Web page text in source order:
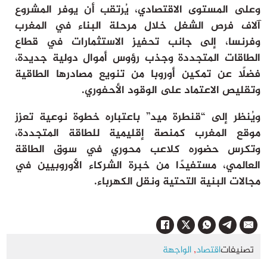
وعلى المستوى الاقتصادي، يُرتقب أن يوفر المشروع
آلاف فرص الشغل خلال مرحلة البناء في المغرب
وفرنسا، إلى جانب تحفيز الاستثمارات في قطاع
الطاقات المتجددة وجذب رؤوس أموال دولية جديدة،
فضلًا عن تمكين أوروبا من تنويع مصادرها الطاقية
وتقليص الاعتماد على الوقود الأحفوري.
ويُنظر إلى “قنطرة ميد” باعتباره خطوة نوعية تعزز
موقع المغرب كمنصة إقليمية للطاقة المتجددة،
وتكرس حضوره كلاعب محوري في سوق الطاقة
العالمي، مستفيدًا من خبرة الشركاء الأوروبيين في
مجالات البنية التحتية ونقل الكهرباء.
اقتصاد,الواجهة تصنيفات